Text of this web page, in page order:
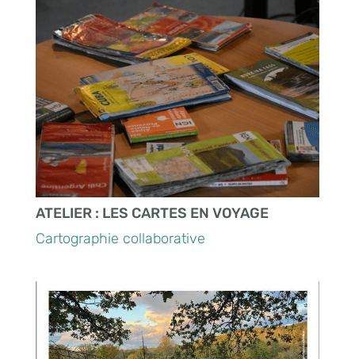
ATELIER : LES CARTES EN VOYAGE
Cartographie collaborative